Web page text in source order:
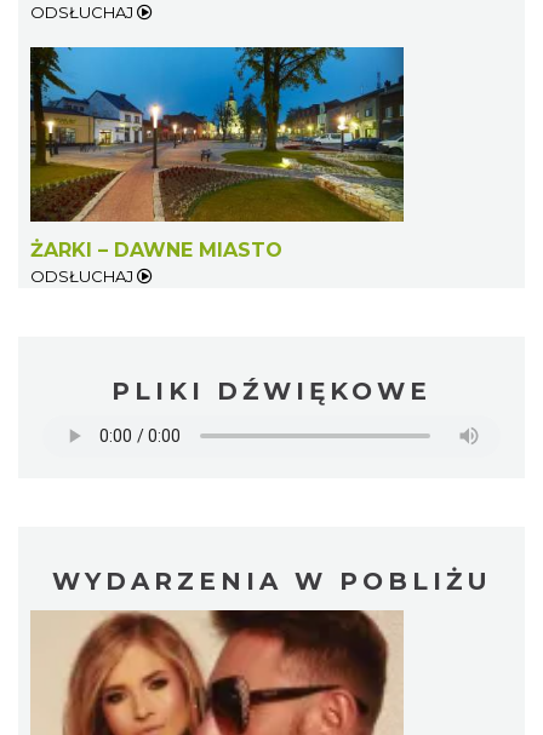
ODSŁUCHAJ
ŻARKI – DAWNE MIASTO
ODSŁUCHAJ
PLIKI DŹWIĘKOWE
WYDARZENIA W POBLIŻU